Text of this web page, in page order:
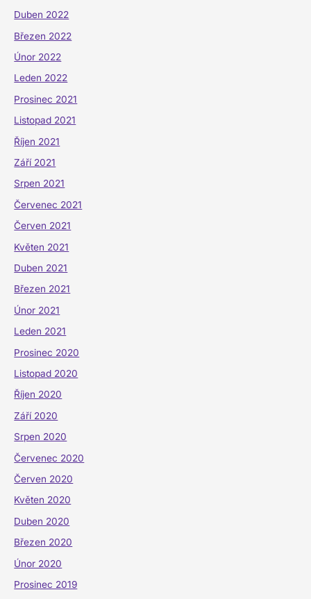
Duben 2022
Březen 2022
Únor 2022
Leden 2022
Prosinec 2021
Listopad 2021
Říjen 2021
Září 2021
Srpen 2021
Červenec 2021
Červen 2021
Květen 2021
Duben 2021
Březen 2021
Únor 2021
Leden 2021
Prosinec 2020
Listopad 2020
Říjen 2020
Září 2020
Srpen 2020
Červenec 2020
Červen 2020
Květen 2020
Duben 2020
Březen 2020
Únor 2020
Prosinec 2019